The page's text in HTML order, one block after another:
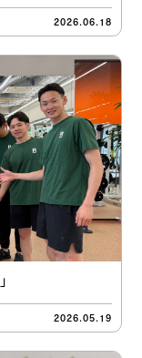
2026.06.18
2026.05.19